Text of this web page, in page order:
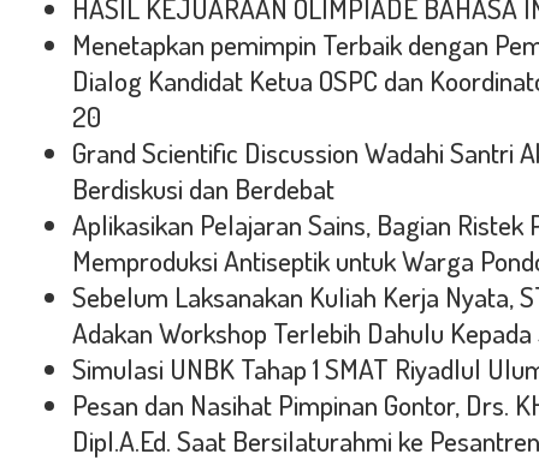
HASIL KEJUARAAN OLIMPIADE BAHASA
Menetapkan pemimpin Terbaik dengan
Dialog Kandidat Ketua OSPC dan
20
Grand Scientific Discussion Wadahi Santri
Berdiskusi dan Berdebat
Aplikasikan Pelajaran Sains, Bagian Ristek
Memproduksi Antiseptik untuk Warga
Sebelum Laksanakan Kuliah Kerja Nyata,
Adakan Workshop Terlebih Dahulu
Simulasi UNBK Tahap 1 SMAT Riyadlul
Pesan dan Nasihat Pimpinan Gontor, Drs.
Dipl.A.Ed. Saat Bersilaturahmi ke